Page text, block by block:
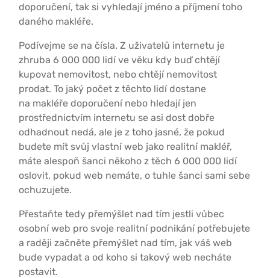
doporučení, tak si vyhledají jméno a příjmení toho
daného makléře.
Podívejme se na čísla. Z uživatelů internetu je
zhruba 6 000 000 lidí ve věku kdy buď chtějí
kupovat nemovitost, nebo chtějí nemovitost
prodat. To jaký počet z těchto lidí dostane
na makléře doporučení nebo hledají jen
prostřednictvím internetu se asi dost dobře
odhadnout nedá, ale je z toho jasné, že pokud
budete mít svůj vlastní web jako realitní makléř,
máte alespoň šanci někoho z těch 6 000 000 lidí
oslovit, pokud web nemáte, o tuhle šanci sami sebe
ochuzujete.
Přestaňte tedy přemýšlet nad tím jestli vůbec
osobní web pro svoje realitní podnikání potřebujete
a raději začněte přemýšlet nad tím, jak váš web
bude vypadat a od koho si takový web necháte
postavit.